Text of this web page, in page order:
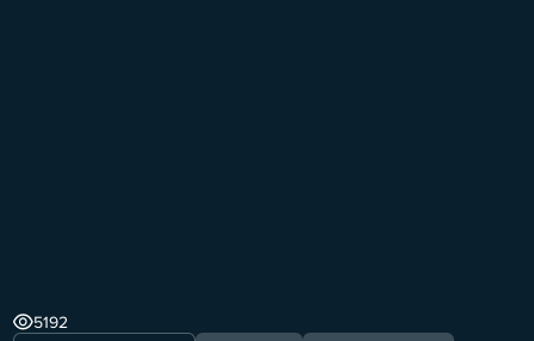
5192